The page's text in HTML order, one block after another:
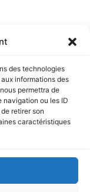
des technologies
informations des
permettra de
navigation ou les ID
retirer son
caractéristiques
disponible